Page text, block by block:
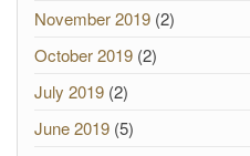
November 2019 (2)
October 2019 (2)
July 2019 (2)
June 2019 (5)